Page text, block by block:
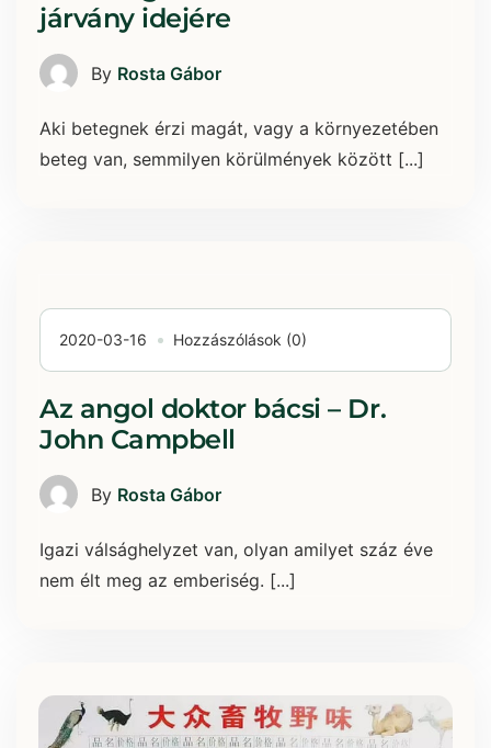
járvány idejére
By Rosta Gábor
Aki betegnek érzi magát, vagy a környezetében
beteg van, semmilyen körülmények között [...]
2020-03-16 Hozzászólások (0)
Az angol doktor bácsi – Dr.
John Campbell
By Rosta Gábor
Igazi válsághelyzet van, olyan amilyet száz éve
nem élt meg az emberiség. [...]